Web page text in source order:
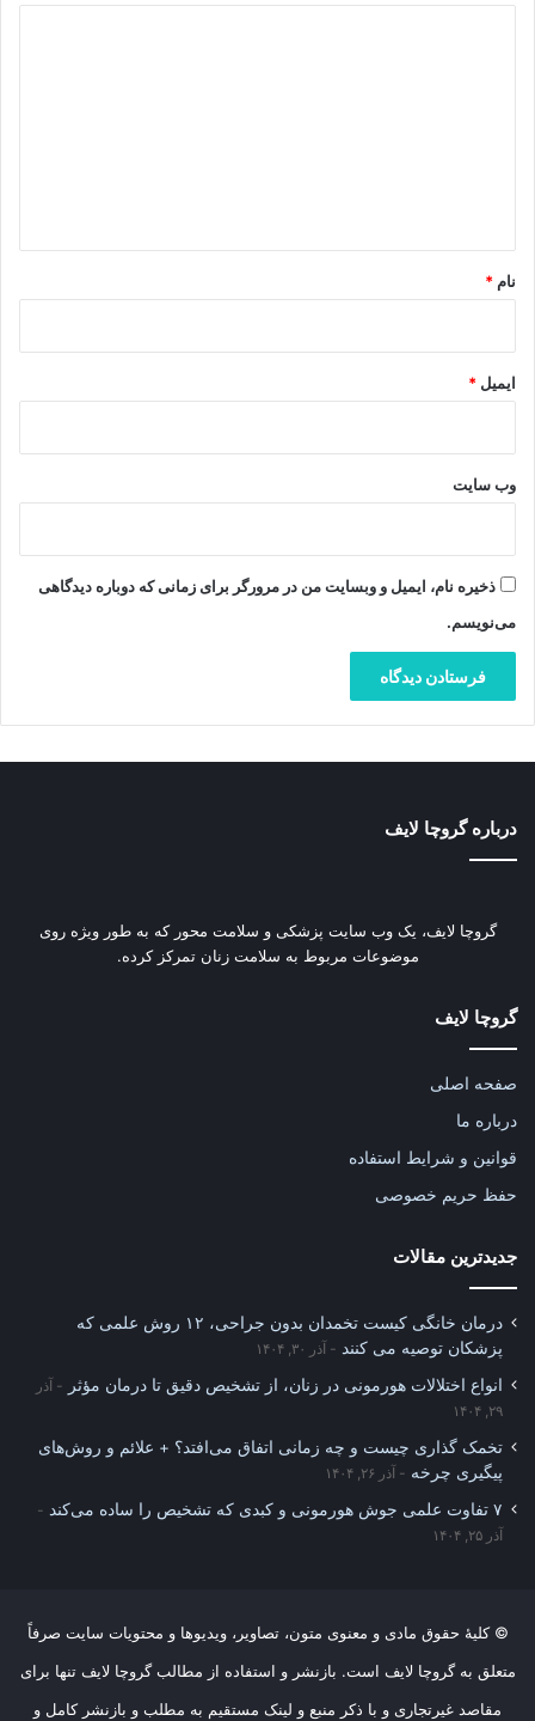
نام *
ایمیل *
وب‌ سایت
ذخیره نام، ایمیل و وبسایت من در مرورگر برای زمانی که دوباره دیدگاهی
می‌نویسم.
درباره گروچا لایف
گروچا لایف، یک وب‌ سایت پزشکی و سلامت محور که به طور ویژه روی
موضوعات مربوط به سلامت زنان تمرکز کرده.
گروچا لایف
صفحه اصلی
درباره ما
قوانین و شرایط استفاده
حفظ حریم خصوصی
جدیدترین مقالات
درمان خانگی کیست تخمدان بدون جراحی، ۱۲ روش علمی که
پزشکان توصیه می کنند
آذر ۳۰, ۱۴۰۴
انواع اختلالات هورمونی در زنان، از تشخیص دقیق تا درمان مؤثر
آذر
۲۹, ۱۴۰۴
تخمک گذاری چیست و چه زمانی اتفاق می‌افتد؟ + علائم و روش‌های
پیگیری چرخه
آذر ۲۶, ۱۴۰۴
۷ تفاوت علمی جوش هورمونی و کبدی که تشخیص را ساده می‌کند
آذر ۲۵, ۱۴۰۴
© کلیهٔ حقوق مادی و معنوی متون، تصاویر، ویدیوها و محتویات سایت صرفاً
متعلق به گروچا لایف است. بازنشر و استفاده از مطالب گروچا لایف تنها برای
مقاصد غیرتجاری و با ذکر منبع و لینک مستقیم به مطلب و بازنشر کامل و